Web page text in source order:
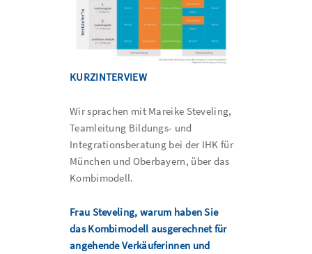
KURZINTERVIEW
Wir sprachen mit Mareike Steveling,
Teamleitung Bildungs- und
Integrationsberatung bei der IHK für
München und Oberbayern, über das
Kombimodell.
Frau Steveling, warum haben Sie
das Kombimodell ausgerechnet für
angehende Verkäuferinnen und